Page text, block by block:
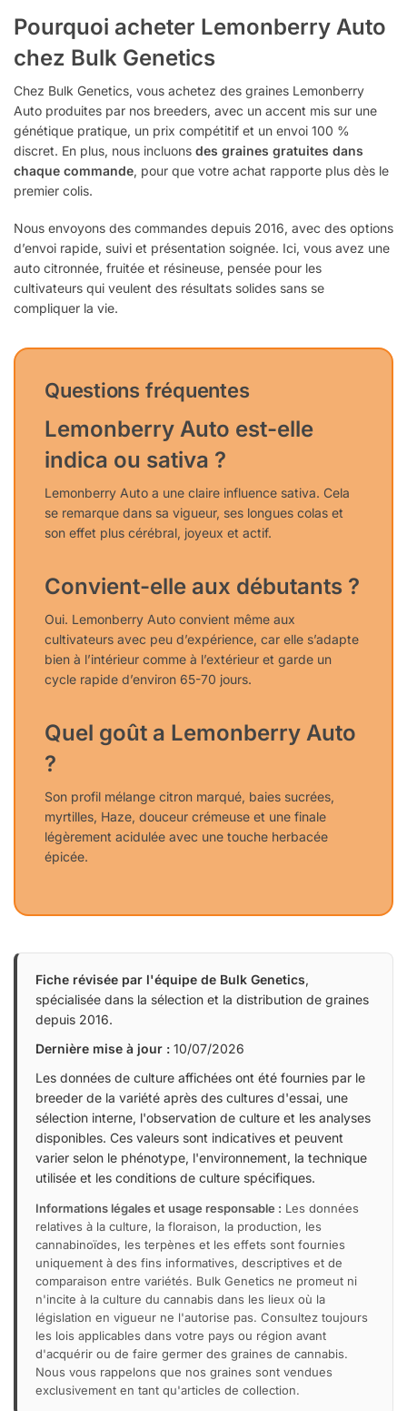
Pourquoi acheter Lemonberry Auto
chez Bulk Genetics
Chez Bulk Genetics, vous achetez des graines Lemonberry
Auto produites par nos breeders, avec un accent mis sur une
génétique pratique, un prix compétitif et un envoi 100 %
discret. En plus, nous incluons des graines gratuites dans
chaque commande, pour que votre achat rapporte plus dès le
premier colis.
Nous envoyons des commandes depuis 2016, avec des options
d’envoi rapide, suivi et présentation soignée. Ici, vous avez une
auto citronnée, fruitée et résineuse, pensée pour les
cultivateurs qui veulent des résultats solides sans se
compliquer la vie.
Questions fréquentes
Lemonberry Auto est-elle
indica ou sativa ?
Lemonberry Auto a une claire influence sativa. Cela
se remarque dans sa vigueur, ses longues colas et
son effet plus cérébral, joyeux et actif.
Convient-elle aux débutants ?
Oui. Lemonberry Auto convient même aux
cultivateurs avec peu d’expérience, car elle s’adapte
bien à l’intérieur comme à l’extérieur et garde un
cycle rapide d’environ 65-70 jours.
Quel goût a Lemonberry Auto
?
Son profil mélange citron marqué, baies sucrées,
myrtilles, Haze, douceur crémeuse et une finale
légèrement acidulée avec une touche herbacée
épicée.
Fiche révisée par l'équipe de Bulk Genetics,
spécialisée dans la sélection et la distribution de graines
depuis 2016.
Dernière mise à jour : 10/07/2026
Les données de culture affichées ont été fournies par le
breeder de la variété après des cultures d'essai, une
sélection interne, l'observation de culture et les analyses
disponibles. Ces valeurs sont indicatives et peuvent
varier selon le phénotype, l'environnement, la technique
utilisée et les conditions de culture spécifiques.
Informations légales et usage responsable : Les données
relatives à la culture, la floraison, la production, les
cannabinoïdes, les terpènes et les effets sont fournies
uniquement à des fins informatives, descriptives et de
comparaison entre variétés. Bulk Genetics ne promeut ni
n'incite à la culture du cannabis dans les lieux où la
législation en vigueur ne l'autorise pas. Consultez toujours
les lois applicables dans votre pays ou région avant
d'acquérir ou de faire germer des graines de cannabis.
Nous vous rappelons que nos graines sont vendues
exclusivement en tant qu'articles de collection.